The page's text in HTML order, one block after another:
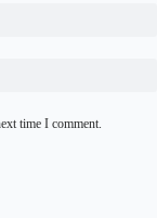
time I comment.